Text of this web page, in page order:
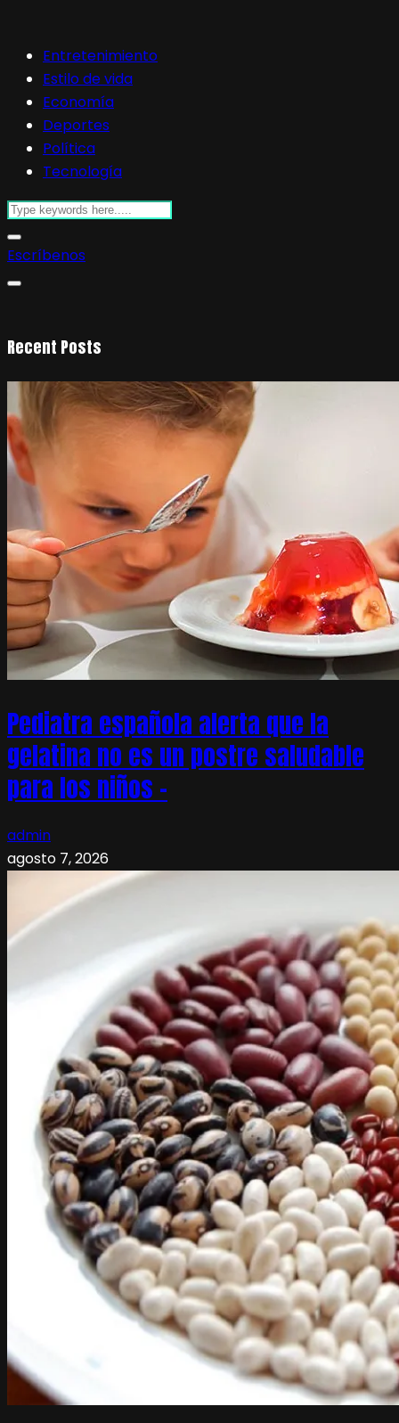
Entretenimiento
Estilo de vida
Economía
Deportes
Política
Tecnología
Escríbenos
Recent Posts
Pediatra española alerta que la
gelatina no es un postre saludable
para los niños –
admin
agosto 7, 2026